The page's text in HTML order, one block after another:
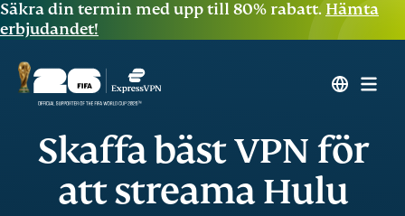
Säkra din termin med upp till 80% rabatt. Hämta
erbjudandet!
Skaffa bäst VPN för
att streama Hulu